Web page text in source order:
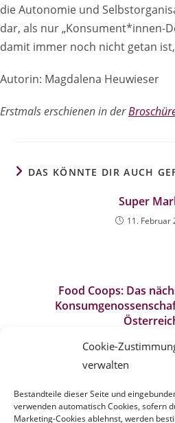
Cookie-
verwalten
Bestandteile dieser Seite und
verwenden automatisch Cookies, sofern
Marketing-Cookies ablehnst, werden
die Autonomie und
dar, als nur „Konsument*innen-
damit immer noch nicht getan
Autorin: Magdalena Heuwieser
Erstmals erschienen in der
DAS KÖNNTE DIR AUCH
Super
11. Februar
Food Coops: Das
11. Februar